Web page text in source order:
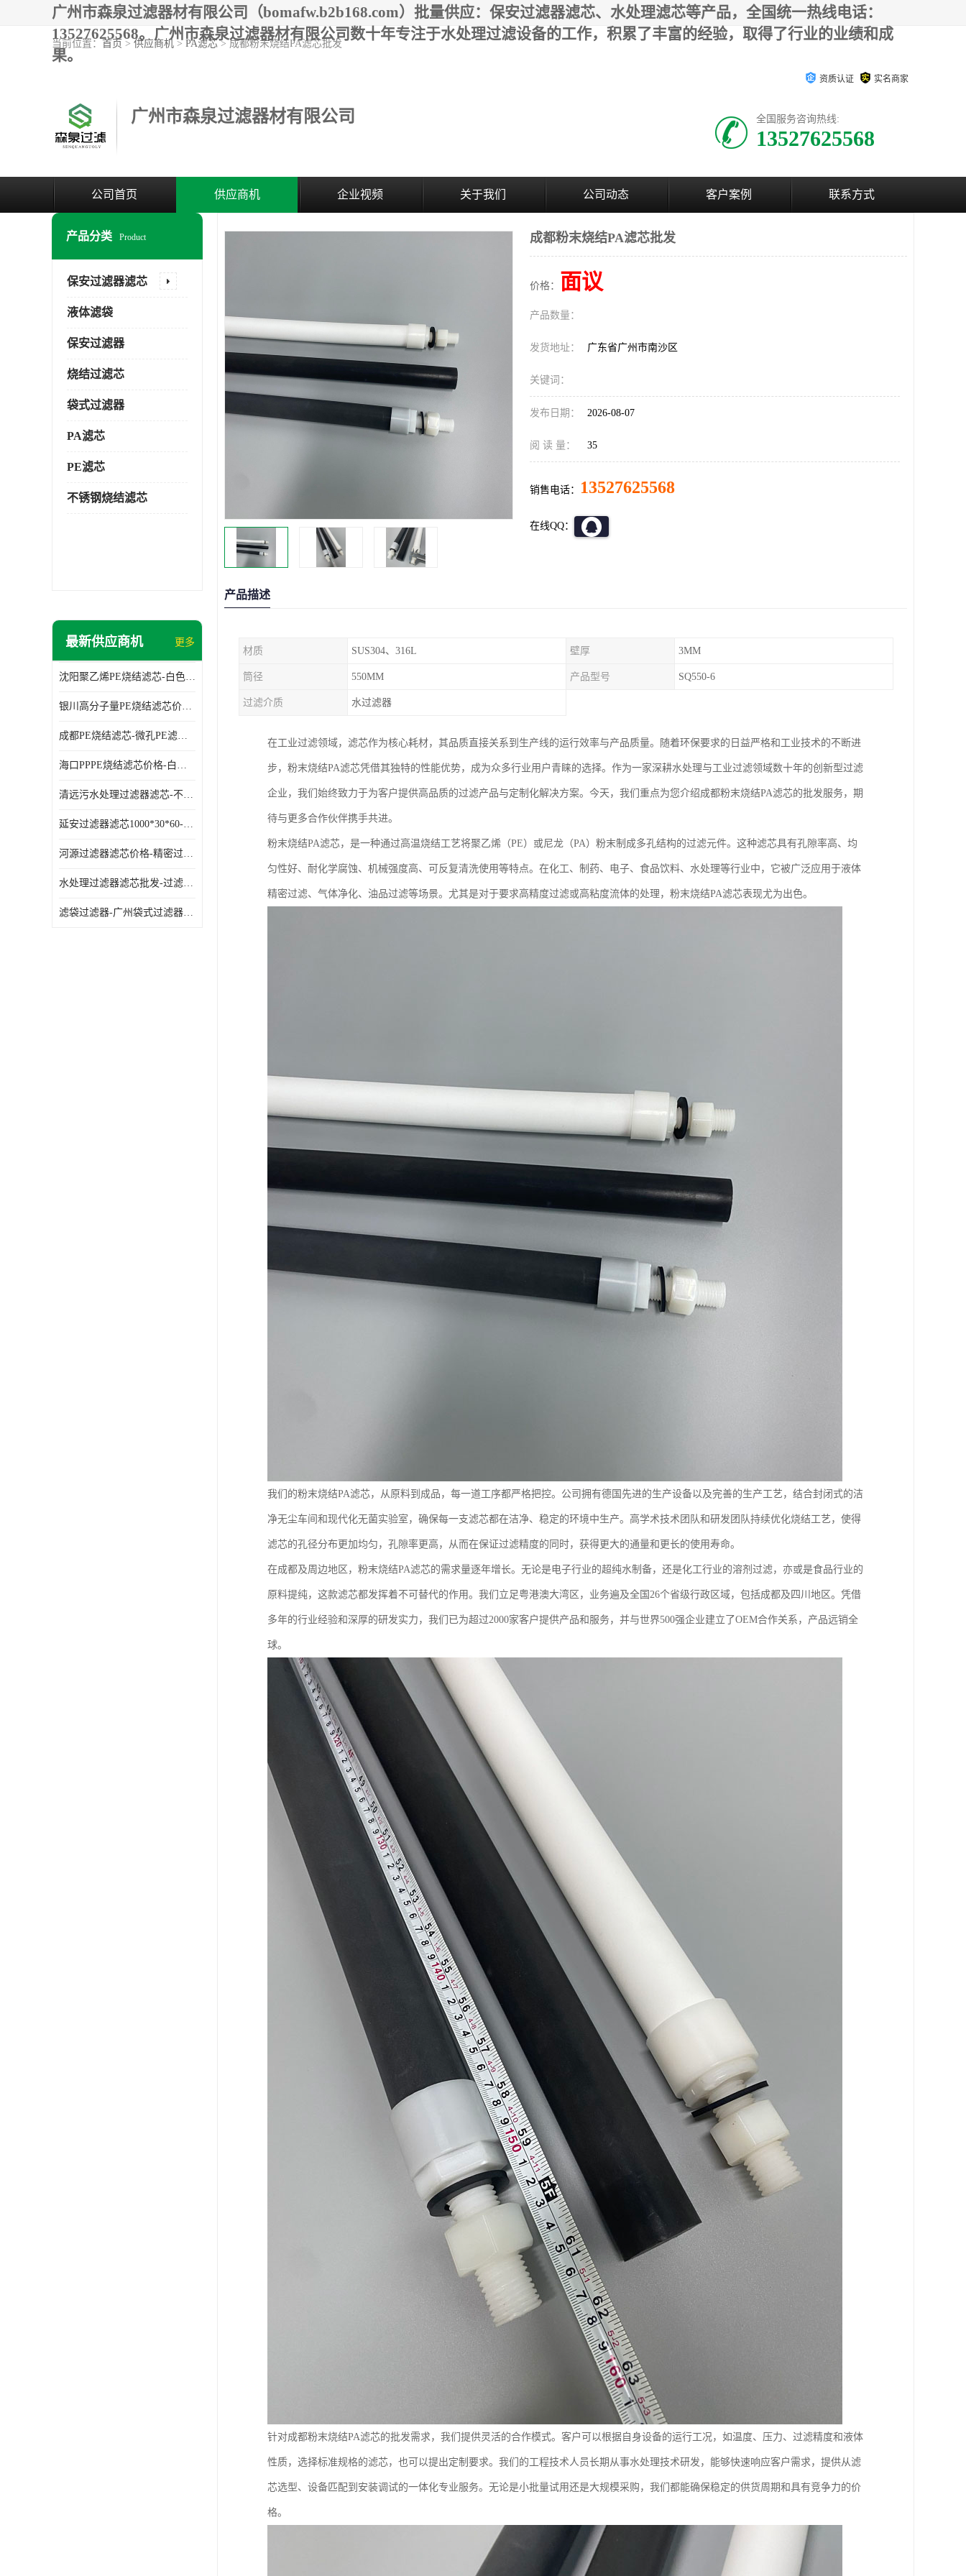
广州市森泉过滤器材有限公司（bomafw.b2b168.com）批量供应：保安过滤器滤芯、水处理滤芯等产品，全国统一热线电话：
13527625568。广州市森泉过滤器材有限公司数十年专注于水处理过滤设备的工作，积累了丰富的经验，取得了行业的业绩和成
果。
资质认证 实名商家
广州市森泉过滤器材有限公司 全国服务咨询热线:
13527625568
公司首页 供应商机 企业视频 关于我们 公司动态 客户案例 联系方式
当前位置： 首页 > 供应商机 > PA滤芯> 成都粉末烧结PA滤芯批发
产品分类 Product
保安过滤器滤芯
液体滤袋
保安过滤器
烧结过滤芯
袋式过滤器
PA滤芯
PE滤芯
不锈钢烧结滤芯
最新供应商机 更多
沈阳聚乙烯PE烧结滤芯-白色PE滤芯-使用寿命长
银川高分子量PE烧结滤芯价格-过滤器PE滤芯-高流通能力
成都PE烧结滤芯-微孔PE滤芯-拆洗方便
海口PPPE烧结滤芯价格-白色PE滤芯-各种规格定制
清远污水处理过滤器滤芯-不锈钢过滤器-欢迎来电咨询
延安过滤器滤芯1000*30*60-水过滤筒-型号齐全
河源过滤器滤芯价格-精密过滤器-大流量滤芯
水处理过滤器滤芯批发-过滤器水过滤-节能环保
滤袋过滤器-广州袋式过滤器厂家-经久耐用
成都粉末烧结PA滤芯批发
价格： 面议
产品数量：
发货地址： 广东省广州市南沙区
关键词：
发布日期： 2026-08-07
阅 读 量： 35
销售电话： 13527625568
在线QQ：
产品描述
材质 SUS304、316L 壁厚 3MM
筒径 550MM 产品型号 SQ550-6
过滤介质 水过滤器
在工业过滤领域，滤芯作为核心耗材，其品质直接关系到生产线的运行效率与产品质量。随着环保要求的日益严格和工业技术的不断进
步，粉末烧结PA滤芯凭借其独特的性能优势，成为众多行业用户青睐的选择。作为一家深耕水处理与工业过滤领域数十年的创新型过滤
企业，我们始终致力于为客户提供高品质的过滤产品与定制化解决方案。今天，我们重点为您介绍成都粉末烧结PA滤芯的批发服务，期
待与更多合作伙伴携手共进。
粉末烧结PA滤芯，是一种通过高温烧结工艺将聚乙烯（PE）或尼龙（PA）粉末制成多孔结构的过滤元件。这种滤芯具有孔隙率高、均
匀性好、耐化学腐蚀、机械强度高、可反复清洗使用等特点。在化工、制药、电子、食品饮料、水处理等行业中，它被广泛应用于液体
精密过滤、气体净化、油品过滤等场景。尤其是对于要求高精度过滤或高粘度流体的处理，粉末烧结PA滤芯表现尤为出色。
我们的粉末烧结PA滤芯，从原料到成品，每一道工序都严格把控。公司拥有德国先进的生产设备以及完善的生产工艺，结合封闭式的洁
净无尘车间和现代化无菌实验室，确保每一支滤芯都在洁净、稳定的环境中生产。高学术技术团队和研发团队持续优化烧结工艺，使得
滤芯的孔径分布更加均匀，孔隙率更高，从而在保证过滤精度的同时，获得更大的通量和更长的使用寿命。
在成都及周边地区，粉末烧结PA滤芯的需求量逐年增长。无论是电子行业的超纯水制备，还是化工行业的溶剂过滤，亦或是食品行业的
原料提纯，这款滤芯都发挥着不可替代的作用。我们立足粤港澳大湾区，业务遍及全国26个省级行政区域，包括成都及四川地区。凭借
多年的行业经验和深厚的研发实力，我们已为超过2000家客户提供产品和服务，并与世界500强企业建立了OEM合作关系，产品远销全
球。
针对成都粉末烧结PA滤芯的批发需求，我们提供灵活的合作模式。客户可以根据自身设备的运行工况，如温度、压力、过滤精度和液体
性质，选择标准规格的滤芯，也可以提出定制要求。我们的工程技术人员长期从事水处理技术研发，能够快速响应客户需求，提供从滤
芯选型、设备匹配到安装调试的一体化专业服务。无论是小批量试用还是大规模采购，我们都能确保稳定的供货周期和具有竞争力的价
格。